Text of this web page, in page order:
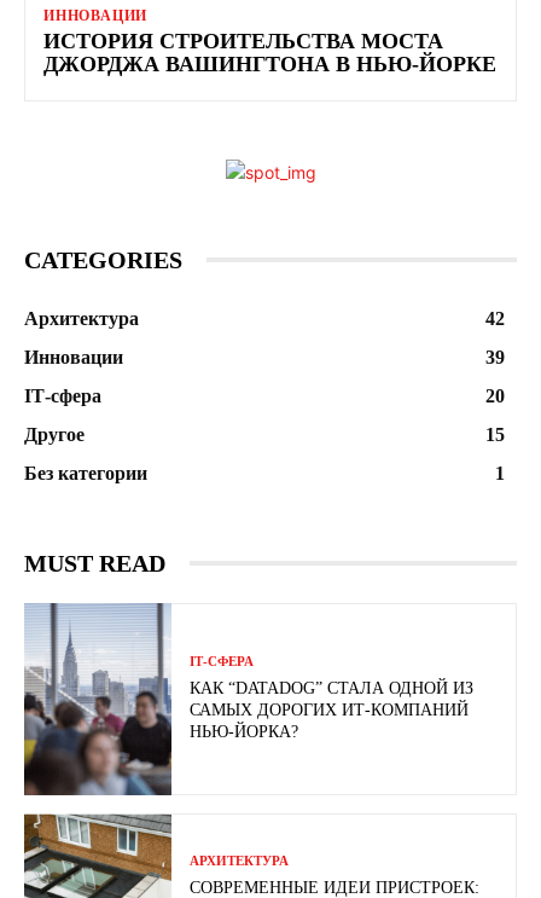
ИННОВАЦИИ
ИСТОРИЯ СТРОИТЕЛЬСТВА МОСТА
ДЖОРДЖА ВАШИНГТОНА В НЬЮ-ЙОРКЕ
CATEGORIES
Архитектура
42
Инновации
39
ІТ-сфера
20
Другое
15
Без категории
1
MUST READ
ІТ-СФЕРА
КАК “DATADOG” СТАЛА ОДНОЙ ИЗ
САМЫХ ДОРОГИХ ИТ-КОМПАНИЙ
НЬЮ-ЙОРКА?
АРХИТЕКТУРА
СОВРЕМЕННЫЕ ИДЕИ ПРИСТРОЕК: